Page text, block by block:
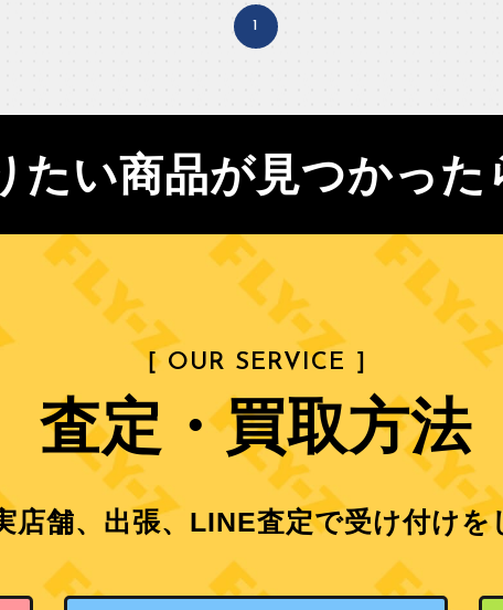
1
たい商品が見つかっ
［ OUR SERVICE ］
査定・買取方法
店舗、出張、LINE査定で受け付けを